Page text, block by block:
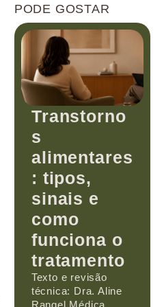
PODE GOSTAR
Transtorno
s
alimentares
: tipos,
sinais e
como
funciona o
tratamento
Texto e revisão
técnica: Dra. Aline
Rangel Médica